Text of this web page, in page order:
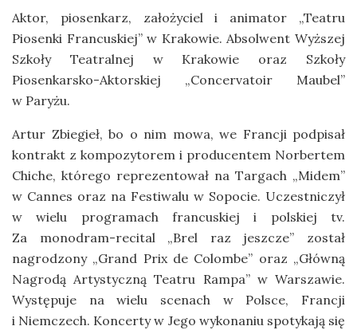
Aktor, piosenkarz, założyciel i animator „Teatru
Piosenki Francuskiej” w Krakowie. Absolwent Wyższej
Szkoły Teatralnej w Krakowie oraz Szkoły
Piosenkarsko-Aktorskiej „Concervatoir Maubel”
w Paryżu.
Artur Zbiegieł, bo o nim mowa, we Francji podpisał
kontrakt z kompozytorem i producentem Norbertem
Chiche, którego reprezentował na Targach „Midem”
w Cannes oraz na Festiwalu w Sopocie. Uczestniczył
w wielu programach francuskiej i polskiej tv.
Za monodram-recital „Brel raz jeszcze” został
nagrodzony „Grand Prix de Colombe” oraz „Główną
Nagrodą Artystyczną Teatru Rampa” w Warszawie.
Występuje na wielu scenach w Polsce, Francji
i Niemczech. Koncerty w Jego wykonaniu spotykają się